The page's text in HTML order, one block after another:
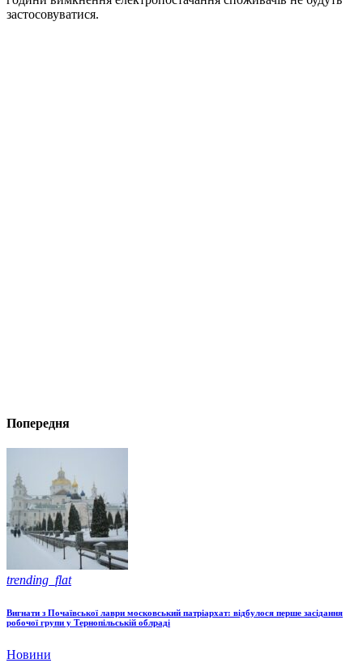
застосовуватися.
Попередня
trending_flat
Вигнати з Почаївської лаври московський патріархат: відбулося перше засідання
робочої групи у Тернопільській облраді
Новини